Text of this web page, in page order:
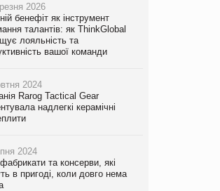
2026
бенефіт як інструмент
талантів: як ThinkGlobal
лояльність та
вашої команди
2024
Rarog Tactical Gear
надлегкі керамічні
2024
та консерви, які
в пригоді, коли довго нема